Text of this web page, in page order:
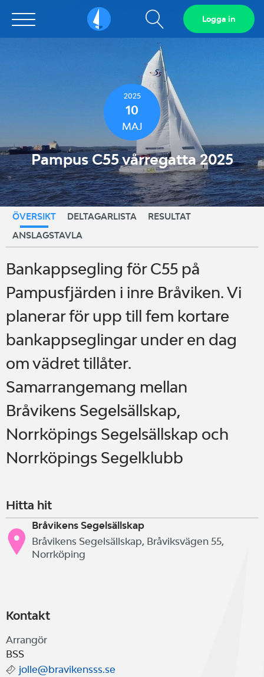
Sailarena Visa
sökfält
Logga in
2025
10
MAJ
Pampus C55 vårregatta 2025
ÖVERSIKT DELTAGARLISTA
RESULTAT
ANSLAGSTAVLA
Bankappsegling för C55 på
Pampusfjärden i inre Bråviken. Vi
planerar för upp till fem kortare
bankappseglingar under en dag
om vädret tillåter.
Samarrangemang mellan
Bråvikens Segelsällskap,
Norrköpings Segelsällskap och
Norrköpings Segelklubb
Hitta hit
Bråvikens Segelsällskap
Bråvikens Segelsällskap, Bråviksvägen 55,
Norrköping
Kontakt
Arrangör
BSS
jolle@bravikensss.se